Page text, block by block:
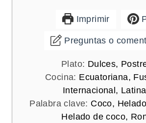
Imprimir
Preguntas o
Plato: Dulces,
Cocina: Ecuatoriana,
Internacional, Latina
Palabra clave: Coco,
Helado de coco,